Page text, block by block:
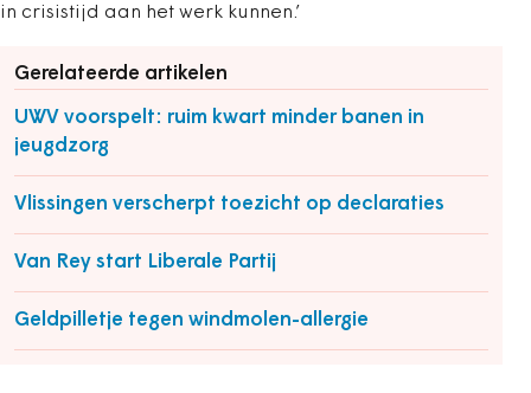
in crisistijd aan het werk kunnen.’
Gerelateerde artikelen
UWV voorspelt: ruim kwart minder banen in
jeugdzorg
Vlissingen verscherpt toezicht op declaraties
Van Rey start Liberale Partij
Geldpilletje tegen windmolen-allergie